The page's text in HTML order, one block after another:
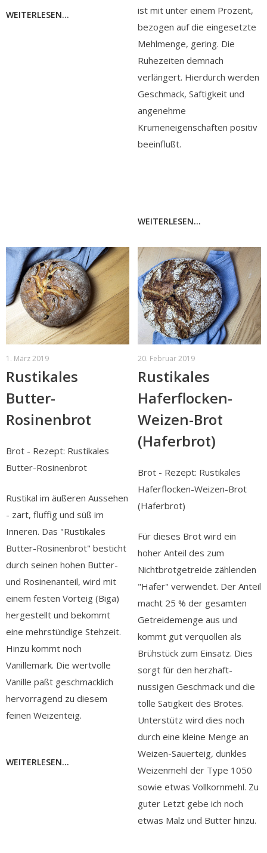
WEITERLESEN...
ist mit unter einem Prozent,
bezogen auf die eingesetzte
Mehlmenge, gering. Die
Ruhezeiten demnach
verlängert. Hierdurch werden
Geschmack, Saftigkeit und
angenehme
Krumeneigenschaften positiv
beeinflußt.
WEITERLESEN...
1. März 2019
Rustikales
Butter-
Rosinenbrot
Brot - Rezept: Rustikales
Butter-Rosinenbrot
Rustikal im äußeren Aussehen
- zart, fluffig und süß im
Inneren. Das "Rustikales
Butter-Rosinenbrot" besticht
durch seinen hohen Butter-
und Rosinenanteil, wird mit
einem festen Vorteig (Biga)
hergestellt und bekommt
eine mehrstündige Stehzeit.
Hinzu kommt noch
Vanillemark. Die wertvolle
Vanille paßt geschmacklich
hervorragend zu diesem
feinen Weizenteig.
WEITERLESEN...
20. Februar 2019
Rustikales
Haferflocken-
Weizen-Brot
(Haferbrot)
Brot - Rezept: Rustikales
Haferflocken-Weizen-Brot
(Haferbrot)
Für dieses Brot wird ein
hoher Anteil des zum
Nichtbrotgetreide zählenden
"Hafer" verwendet. Der Anteil
macht 25 % der gesamten
Getreidemenge aus und
kommt gut verquollen als
Brühstück zum Einsatz. Dies
sorgt für den herzhaft-
nussigen Geschmack und die
tolle Satigkeit des Brotes.
Unterstütz wird dies noch
durch eine kleine Menge an
Weizen-Sauerteig, dunkles
Weizenmehl der Type 1050
sowie etwas Vollkornmehl. Zu
guter Letzt gebe ich noch
etwas Malz und Butter hinzu.